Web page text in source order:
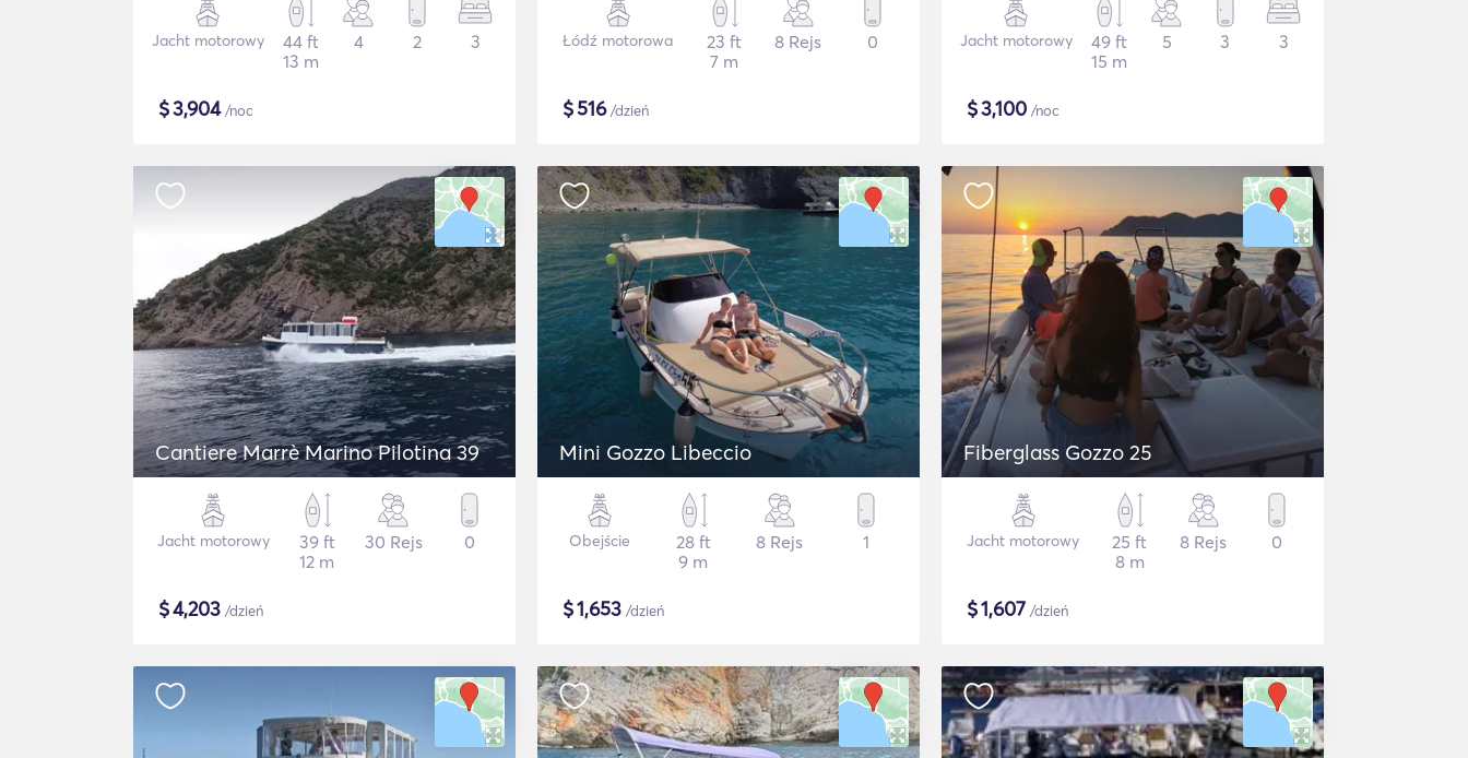
Jacht motorowy
44 ft
13 m
4 2 3
$3,904/noc
Łódź motorowa
23 ft
7 m
8 Rejs 0
$516/dzień
Jacht motorowy
49 ft
15 m
5 3 3
$3,100 /noc
Cantiere Marrè Marino Pilotina 39
Jacht motorowy
39 ft
12 m
30 Rejs 0
$4,203 /dzień
Mini Gozzo Libeccio
Obejście
28 ft
9 m
8 Rejs 1
$1,653 /dzień
Fiberglass Gozzo 25
Jacht motorowy
25 ft
8 m
8 Rejs 0
$1,607 /dzień